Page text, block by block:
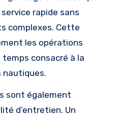
rapide sans
complexes. Cette
les opérations
consacré à la
nautiques.
sont également
d’entretien. Un